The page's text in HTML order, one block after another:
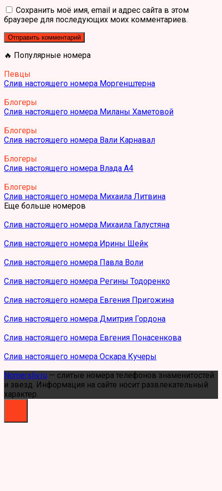
Сохранить моё имя, email и адрес сайта в этом
браузере для последующих моих комментариев.
🔥 Популярные номера
Певцы
Слив настоящего номера Моргенштерна
Блогеры
Слив настоящего номера Миланы Хаметовой
Блогеры
Слив настоящего номера Вали Карнавал
Блогеры
Слив настоящего номера Влада А4
Блогеры
Слив настоящего номера Михаила Литвина
Еще больше номеров
Слив настоящего номера Михаила Галустяна
Слив настоящего номера Ирины Шейк
Слив настоящего номера Павла Воли
Слив настоящего номера Регины Тодоренко
Слив настоящего номера Евгения Пригожина
Слив настоящего номера Дмитрия Гордона
Слив настоящего номера Евгения Понасенкова
Слив настоящего номера Оскара Кучеры
Nomersliv.ru — слитые номера телефонов знаменитостей
и звезд. Информация на сайте носит развлекательный
характер.